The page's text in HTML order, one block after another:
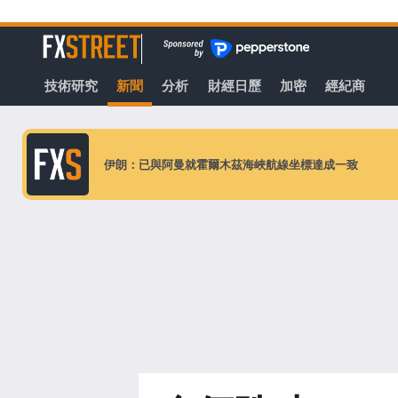
至
容
FXStreet
技術研究 新聞 分析 財經日歷 加密 經紀商
伊朗：已與阿曼就霍爾木茲海峽航線坐標達成一致